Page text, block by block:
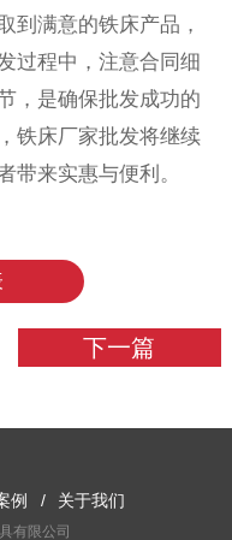
到满意的铁床产品，
过程中，注意合同细
，是确保批发成功的
铁床厂家批发将继续
带来实惠与便利。
下一篇
例 / 关于我们
有限公司